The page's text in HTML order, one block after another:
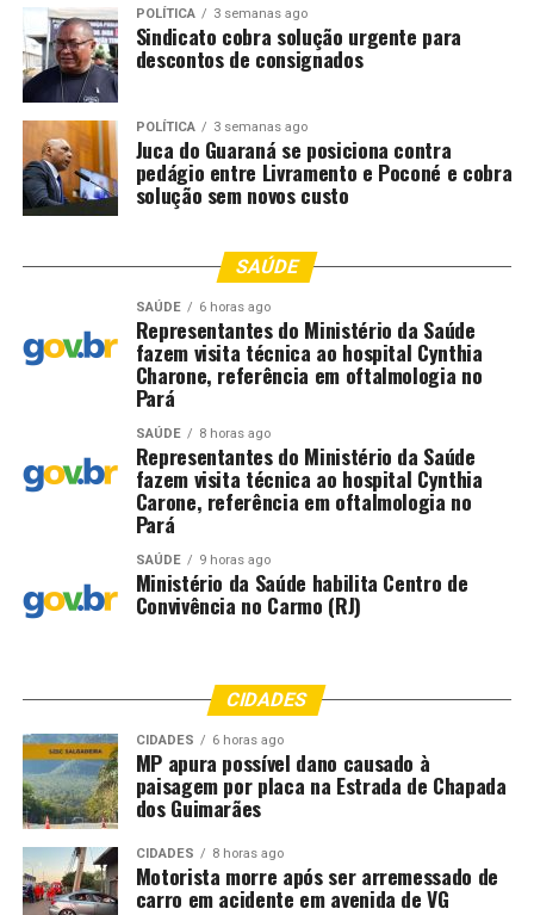
POLÍTICA 3 semanas ago
Sindicato cobra solução urgente para
descontos de consignados
POLÍTICA 3 semanas ago
Juca do Guaraná se posiciona contra
pedágio entre Livramento e Poconé e cobra
solução sem novos custo
SAÚDE
SAÚDE 6 horas ago
Representantes do Ministério da Saúde
fazem visita técnica ao hospital Cynthia
Charone, referência em oftalmologia no
Pará
SAÚDE 8 horas ago
Representantes do Ministério da Saúde
fazem visita técnica ao hospital Cynthia
Carone, referência em oftalmologia no
Pará
SAÚDE 9 horas ago
Ministério da Saúde habilita Centro de
Convivência no Carmo (RJ)
CIDADES
CIDADES 6 horas ago
MP apura possível dano causado à
paisagem por placa na Estrada de Chapada
dos Guimarães
CIDADES 8 horas ago
Motorista morre após ser arremessado de
carro em acidente em avenida de VG